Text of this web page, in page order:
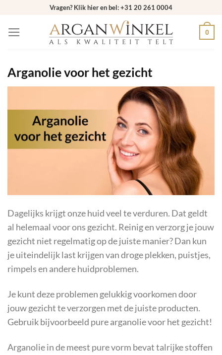
inhoud
Vragen? Klik hier en bel: +31 20 261 0004
0
Arganolie voor het gezicht
Dagelijks krijgt onze huid veel te verduren. Dat geldt
al helemaal voor ons gezicht. Reinig en verzorg je jouw
gezicht niet regelmatig op de juiste manier? Dan kun
je uiteindelijk last krijgen van droge plekken, puistjes,
rimpels en andere huidproblemen.
Je kunt deze problemen gelukkig voorkomen door
jouw gezicht te verzorgen met de juiste producten.
Gebruik bijvoorbeeld pure arganolie voor het gezicht!
Arganolie in de meest pure vorm bevat talrijke stoffen